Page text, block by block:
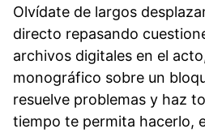
Olvídate de largos
directo repasando
archivos digitales en el
monográfico sobre un
resuelve problemas y haz
tiempo te permita hacerlo,